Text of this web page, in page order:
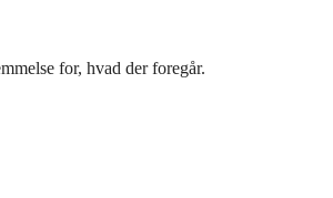
for, hvad der foregår.